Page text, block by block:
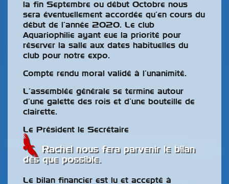
la fin Septembre ou début Octobre nous
sera éventuellement accordée qu’en cours du
début de l’année 2020. Le club
Aquariophilie ayant eue la priorité pour
réserver la salle aux dates habituelles du
club pour notre expo.
Compte rendu moral validé à l’unanimité.
L’assemblée générale se termine autour
d’une galette des rois et d’une bouteille de
clairette.
Le Président le Secrétaire
Rachel nous fera parvenir le bilan
dès que possible.
Le bilan financier est lu et accepté à